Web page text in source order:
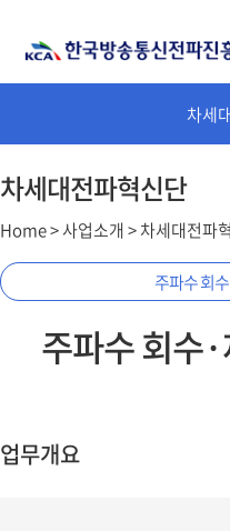
방
빛마
ICT
전
전파
차세
차세대전파혁신단
Home > 사업소개 > 차세대전파
주파수 현
주파수 대
주파수 회
주파수
주파수 회수
업무개요